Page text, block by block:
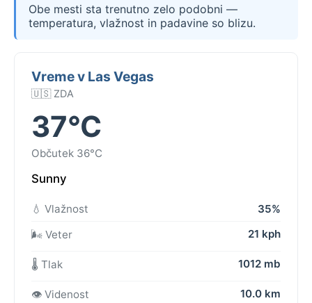
Obe mesti sta trenutno zelo podobni —
temperatura, vlažnost in padavine so blizu.
Vreme v Las Vegas
🇺🇸 ZDA
37°C
Občutek 36°C
Sunny
💧 Vlažnost
35%
🌬️ Veter
21 kph
🌡️ Tlak 1012 mb
👁️ Videnost 10.0 km